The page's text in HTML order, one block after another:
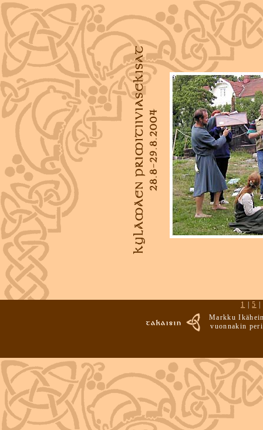
1 |5
Markku
vuonnakin